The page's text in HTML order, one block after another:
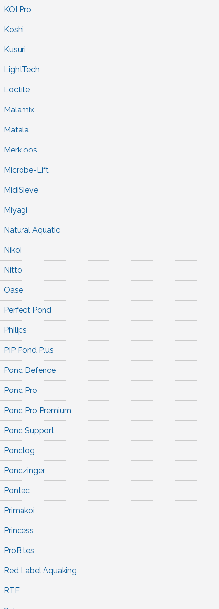
KOI Pro
Koshi
Kusuri
LightTech
Loctite
Malamix
Matala
Merkloos
Microbe-Lift
MidiSieve
Miyagi
Natural Aquatic
Nikoi
Nitto
Oase
Perfect Pond
Philips
PIP Pond Plus
Pond Defence
Pond Pro
Pond Pro Premium
Pond Support
Pondlog
Pondzinger
Pontec
Primakoi
Princess
ProBites
Red Label Aquaking
RTF